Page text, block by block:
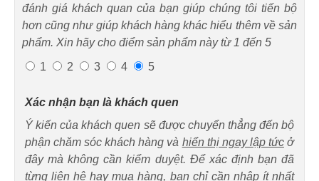
đánh giá khách quan của bạn giúp chúng tôi tiến bộ
hơn cũng như giúp khách hàng khác hiểu thêm về sản
phẩm. Xin hãy cho điểm sản phẩm này từ 1 đến 5
1
2 3 4 5
Xác nhận bạn là khách quen
Ý kiến của khách quen sẽ được chuyển thẳng đến bộ
phận chăm sóc khách hàng và hiển thị ngay lập tứcở
đây mà không cần kiểm duyệt. Để xác định bạn đã
từng liên hệ hay mua hàng, bạn chỉ cần nhập ít nhất